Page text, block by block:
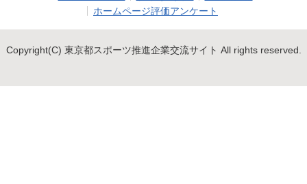
ホームページ評価アンケート
Copyright(C) 東京都スポーツ推進企業交流サイト All rights reserved.